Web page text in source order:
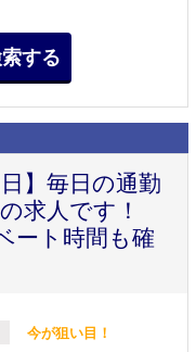
】毎日の通勤
求人です！
ート時間も確
今が狙い目！